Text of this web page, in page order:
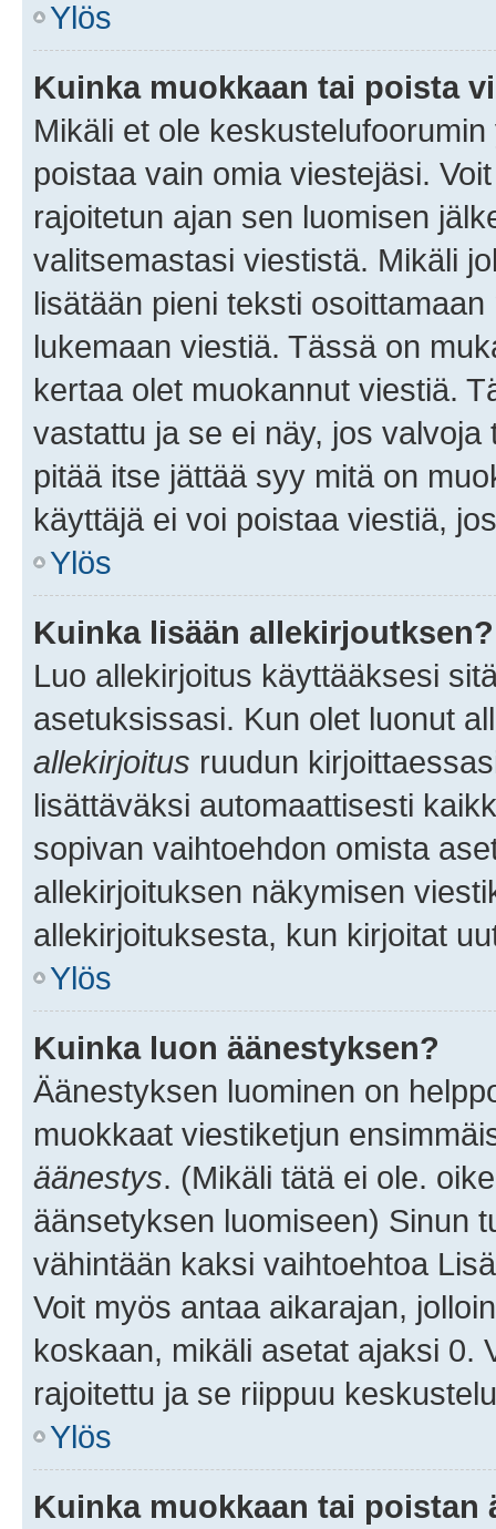
Ylös
Kuinka muokkaan tai poista
Mikäli et ole
poistaa vain omia viestejäsi.
rajoitetun ajan sen luomisen
valitsemastasi viestistä. Mikäli
lisätään pieni teksti
lukemaan viestiä. Tässä on
kertaa olet muokannut viestiä.
vastattu ja se ei näy, jos
pitää itse jättää syy mitä on
käyttäjä ei voi poistaa viestiä,
Ylös
Kuinka lisään allekirjoutksen?
Luo allekirjoitus käyttääksesi
asetuksissasi. Kun olet luonut
allekirjoitus ruudun
lisättäväksi automaattisesti
sopivan vaihtoehdon omista
allekirjoituksen näkymisen
allekirjoituksesta, kun kirjoitat
Ylös
Kuinka luon äänestyksen?
Äänestyksen luominen on
muokkaat viestiketjun
äänestys. (Mikäli tätä ei ole.
äänsetyksen luomiseen) Sinun
vähintään kaksi vaihtoehtoa
Voit myös antaa aikarajan,
koskaan, mikäli asetat ajaksi 0.
rajoitettu ja se riippuu
Ylös
Kuinka muokkaan tai poistan